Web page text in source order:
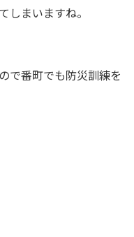
まいますね。
で番町でも防災訓練を